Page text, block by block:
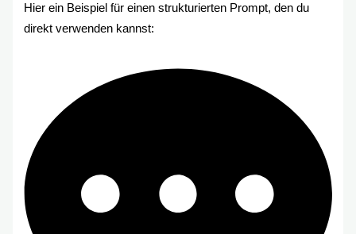
Hier ein Beispiel für einen strukturierten Prompt, den du
direkt verwenden kannst: